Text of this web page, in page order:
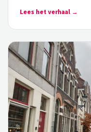
Lees het verhaal →